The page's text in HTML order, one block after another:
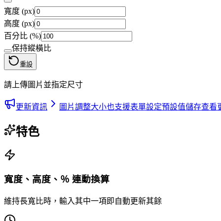
寬度 (px)
高度 (px)
百分比 (%)
保持縱橫比
重設
請上傳圖片並指定尺寸
更新資訊 圖片調整大小也支援表單設定預設值儲存查看
特色
寬度、高度、％ 連動換算
維持長寬比時，輸入其中一項即自動更新其餘